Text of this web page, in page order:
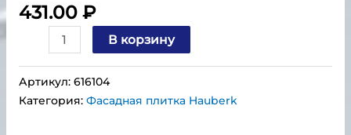
431.00 ₽
В корзину
Артикул: 616104
Категория: Фасадная плитка Hauberk